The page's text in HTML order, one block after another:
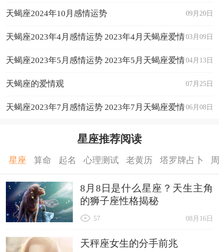
09月20日
天蝎座2024年10月感情运势
03月09日
天蝎座2023年4月感情运势 2023年4月天蝎座爱情
运程详解 04月13日
天蝎座2023年5月感情运势 2023年5月天蝎座爱情
运程详解 07月25日
天蝎座的爱情观
06月08日
天蝎座2023年7月感情运势 2023年7月天蝎座爱情
星座推荐阅读
星座 算命 起名 心理测试 老黄历 塔罗牌占卜
8月8日是什么星座？天生主角
的狮子座性格揭秘
08月16日
57
天秤座女生的分手前兆